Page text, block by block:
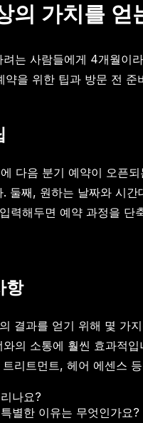
의 가치를 얻
는 사람들에게 4개월이
을 위한 팁과 방문 전
다음 분기 예약이 오픈
둘째, 원하는 날짜와 시
력해두면 예약 과정을
항
결과를 얻기 위해 몇 가
의 소통에 훨씬 효과적
리트먼트, 헤어 에센스
나요?
별한 이유는 무엇인가요?